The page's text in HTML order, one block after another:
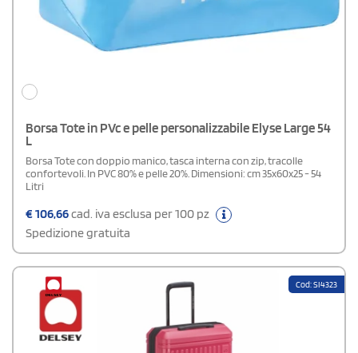
Borsa Tote in PVc e pelle personalizzabile Elyse Large 54
L
Borsa Tote con doppio manico, tasca interna con zip, tracolle
confortevoli. In PVC 80% e pelle 20%. Dimensioni: cm 35x60x25 - 54
Litri
€106,66cad. iva esclusa per 100 pz
Spedizione gratuita
Cod: SI4323